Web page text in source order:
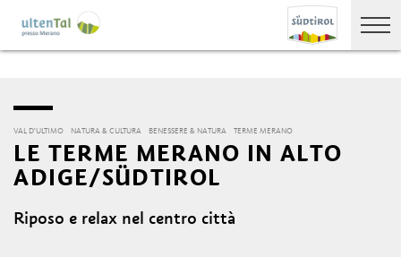
VAL D'ULTIMO NATURA & CULTURA BENESSERE & NATURA TERME MERANO
LE TERME MERANO IN ALTO
ADIGE/SÜDTIROL
Riposo e relax nel centro città